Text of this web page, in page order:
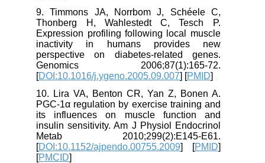
9. Timmons JA, Norrbom J, Schéele C,
Thonberg H, Wahlestedt C, Tesch P.
Expression profiling following local muscle
inactivity in humans provides new
perspective on diabetes-related genes.
Genomics 2006;87(1):165-72.
[DOI:10.1016/j.ygeno.2005.09.007] [PMID
10. Lira VA, Benton CR, Yan Z, Bonen A.
PGC-1α regulation by exercise training and
its influences on muscle function and
insulin sensitivity. Am J Physiol Endocrinol
Metab 2010;299(2):E145-E61.
[DOI:10.1152/ajpendo.00755.2009 ] [PMID
[PMCID